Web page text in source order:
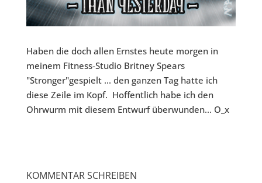
Haben die doch allen Ernstes heute morgen in
meinem Fitness-Studio Britney Spears
"Stronger"gespielt ... den ganzen Tag hatte ich
diese Zeile im Kopf. Hoffentlich habe ich den
Ohrwurm mit diesem Entwurf überwunden... O_x
KOMMENTAR SCHREIBEN